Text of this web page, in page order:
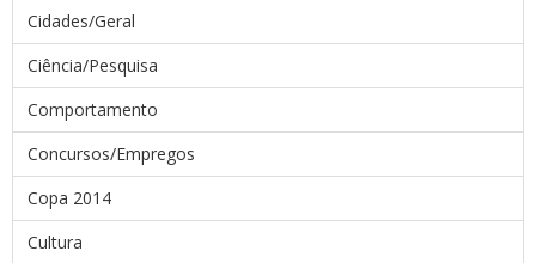
Cidades/Geral
Ciência/Pesquisa
Comportamento
Concursos/Empregos
Copa 2014
Cultura